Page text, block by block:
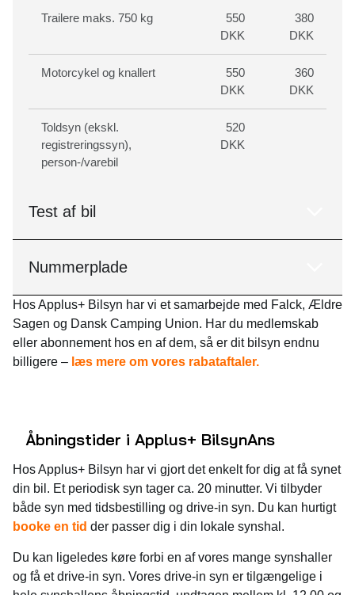
Trailere maks. 750 kg
550
DKK
380
DKK
Motorcykel og knallert
550
DKK
360
DKK
Toldsyn (ekskl.
registreringssyn),
person-/varebil
520
DKK
Test af bil
Nummerplade
Hos Applus+ Bilsyn har vi et samarbejde med Falck, Ældre
Sagen og Dansk Camping Union. Har du medlemskab
eller abonnement hos en af dem, så er dit bilsyn endnu
billigere – læs mere om vores rabataftaler.
Åbningstider i Applus+ BilsynAns
Hos Applus+ Bilsyn har vi gjort det enkelt for dig at få synet
din bil. Et periodisk syn tager ca. 20 minutter. Vi tilbyder
både syn med tidsbestilling og drive-in syn. Du kan hurtigt
booke en tid der passer dig i din lokale synshal.
Du kan ligeledes køre forbi en af vores mange synshaller
og få et drive-in syn. Vores drive-in syn er tilgængelige i